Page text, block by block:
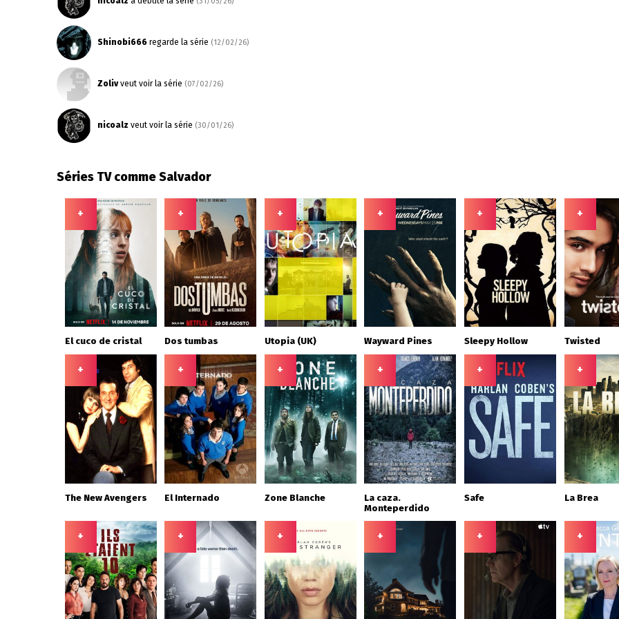
Shinobi666 regarde la série (12/02/26)
Zolivveut voir la série (07/02/26)
nicoalz veut voir la série (30/01/26)
Séries TV comme Salvador
+
El cuco de cristal
+
Dos tumbas
+
Utopia (UK)
+
Wayward Pines
+
Sleepy Hollow
+
Twisted
+
The New Avengers
+
El Internado
+
Zone Blanche
+
La caza.
Monteperdido
+
Safe
+
La Brea
+ + + + + +